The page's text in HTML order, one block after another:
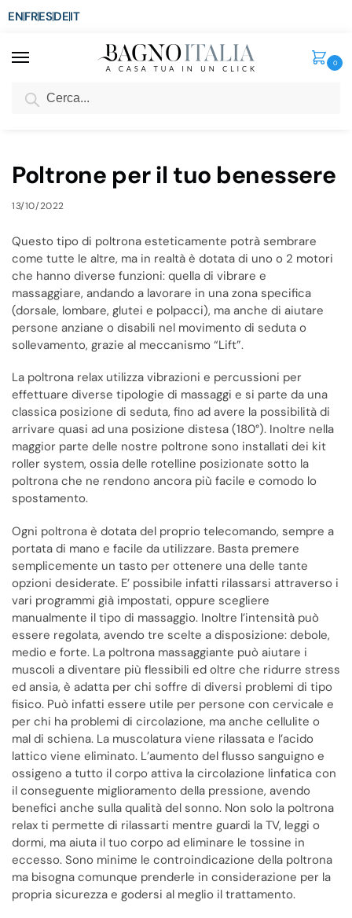
ENFRESDEIT
0
SCONTO del 3%
Poltrone per il tuo benessere
13/10/2022
Questo tipo di poltrona esteticamente potrà sembrare
come tutte le altre, ma in realtà è dotata di uno o 2 motori
che hanno diverse funzioni: quella di vibrare e
massaggiare, andando a lavorare in una zona specifica
(dorsale, lombare, glutei e polpacci), ma anche di aiutare
persone anziane o disabili nel movimento di seduta o
sollevamento, grazie al meccanismo “Lift”.
La poltrona relax utilizza vibrazioni e percussioni per
effettuare diverse tipologie di massaggi e si parte da una
classica posizione di seduta, fino ad avere la possibilità di
arrivare quasi ad una posizione distesa (180°). Inoltre nella
maggior parte delle nostre poltrone sono installati dei kit
roller system, ossia delle rotelline posizionate sotto la
poltrona che ne rendono ancora più facile e comodo lo
spostamento.
Ogni poltrona è dotata del proprio telecomando, sempre a
portata di mano e facile da utilizzare. Basta premere
semplicemente un tasto per ottenere una delle tante
opzioni desiderate. E’ possibile infatti rilassarsi attraverso i
vari programmi già impostati, oppure scegliere
manualmente il tipo di massaggio. Inoltre l’intensità può
essere regolata, avendo tre scelte a disposizione: debole,
medio e forte. La poltrona massaggiante può aiutare i
muscoli a diventare più flessibili ed oltre che ridurre stress
ed ansia, è adatta per chi soffre di diversi problemi di tipo
fisico. Può infatti essere utile per persone con cervicale e
per chi ha problemi di circolazione, ma anche cellulite o
mal di schiena. La muscolatura viene rilassata e l’acido
lattico viene eliminato. L’aumento del flusso sanguigno e
ossigeno a tutto il corpo attiva la circolazione linfatica con
il conseguente miglioramento della pressione, avendo
benefici anche sulla qualità del sonno. Non solo la poltrona
relax ti permette di rilassarti mentre guardi la TV, leggi o
dormi, ma aiuta il tuo corpo ad eliminare le tossine in
eccesso. Sono minime le controindicazione della poltrona
ma bisogna comunque prenderle in considerazione per la
propria sicurezza e godersi al meglio il trattamento.